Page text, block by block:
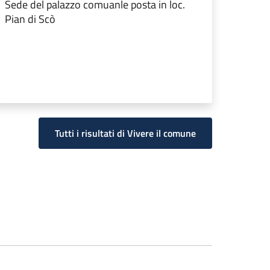
Sede del palazzo comuanle posta in loc.
Pian di Scò
Tutti i risultati di Vivere il comune